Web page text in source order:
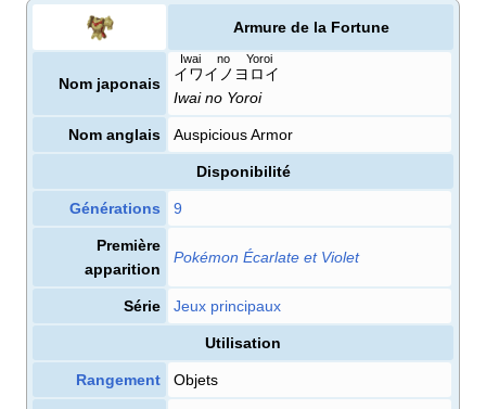
Armure de la Fortune
Nom japonais
イワイノヨロイ
Iwai no Yoroi
Iwai no Yoroi
Nom anglais Auspicious Armor
Disponibilité
Générations 9
Première
apparition
Pokémon Écarlate et Violet
Série Jeux principaux
Utilisation
Rangement Objets